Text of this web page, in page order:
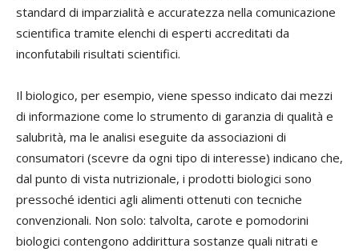
standard di imparzialità e accuratezza nella comunicazione
scientifica tramite elenchi di esperti accreditati da
inconfutabili risultati scientifici.
Il biologico, per esempio, viene spesso indicato dai mezzi
di informazione come lo strumento di garanzia di qualità e
salubrità, ma le analisi eseguite da associazioni di
consumatori (scevre da ogni tipo di interesse) indicano che,
dal punto di vista nutrizionale, i prodotti biologici sono
pressoché identici agli alimenti ottenuti con tecniche
convenzionali. Non solo: talvolta, carote e pomodorini
biologici contengono addirittura sostanze quali nitrati e